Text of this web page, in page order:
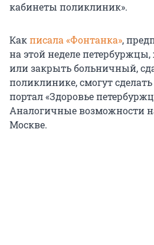
кабинеты поликлиник».
Какписала «Фонтанка»,
на этой неделе
или закрыть больничный,
поликлинике, смогут
портал «Здоровье
Аналогичные возможности
Москве.